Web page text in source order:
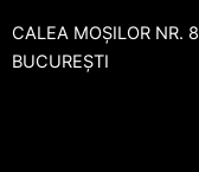
CALEA MOȘILOR NR.
BUCUREȘTI